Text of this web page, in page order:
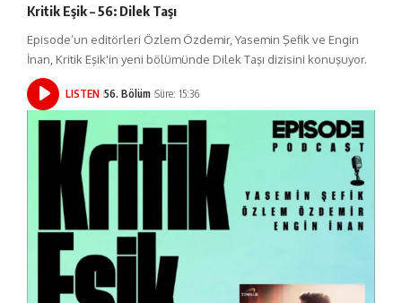
Kritik Eşik – 56: Dilek Taşı
Episode’un editörleri Özlem Özdemir, Yasemin Şefik ve Engin
İnan, Kritik Eşik'in yeni bölümünde Dilek Taşı dizisini konuşuyor.
LISTEN 56. Bölüm Süre: 15:36